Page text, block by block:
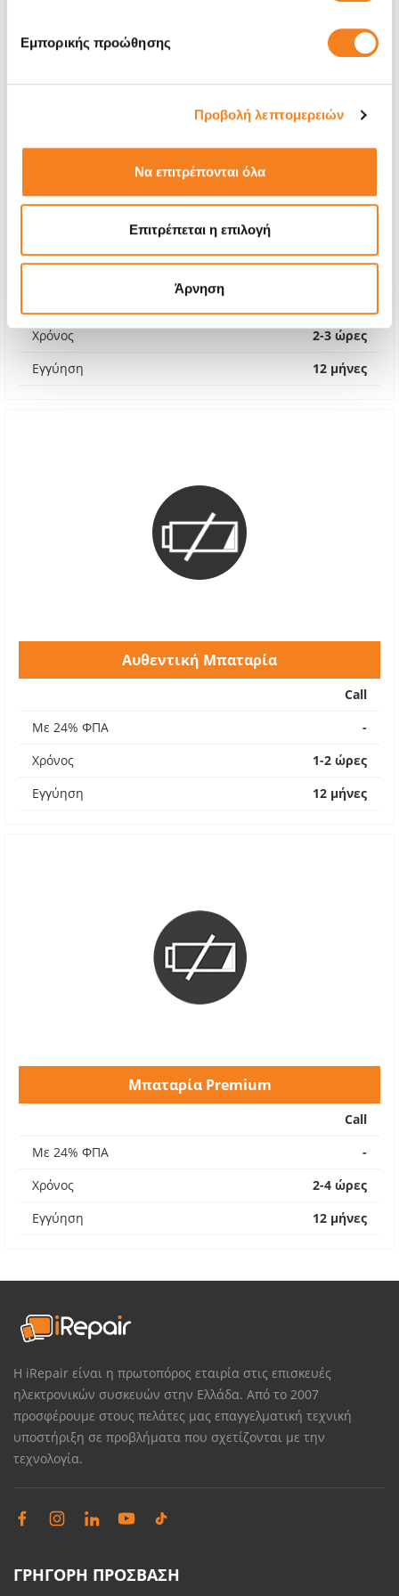
Εμπορικής προώθησης
Προβολή λεπτομερειών
Να επιτρέπονται όλα
Επιτρέπεται η επιλογή
Άρνηση
Αυθεντική Εσωτερική Οθόνη
Call
Χρόνος
2-3 ώρες
Εγγύηση
12 μήνες
Αυθεντική Μπαταρία
Call
Με 24% ΦΠΑ
-
Χρόνος
1-2 ώρες
Εγγύηση
12 μήνες
Μπαταρία Premium
Call
Με 24% ΦΠΑ
-
Χρόνος
2-4 ώρες
Εγγύηση
12 μήνες
Η iRepair είναι η πρωτοπόρος εταιρία στις επισκευές
ηλεκτρονικών συσκευών στην Ελλάδα. Από το 2007
προσφέρουμε στους πελάτες μας επαγγελματική τεχνική
υποστήριξη σε προβλήματα που σχετίζονται με την
τεχνολογία.
ΓΡΗΓΟΡΗ ΠΡΟΣΒΑΣΗ